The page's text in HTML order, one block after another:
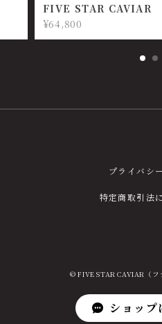
FIVE STAR CAVIAR
¥64,800
プライバシ
特定商取引法
© FIVE STAR CAVIAR（フ
ショップ